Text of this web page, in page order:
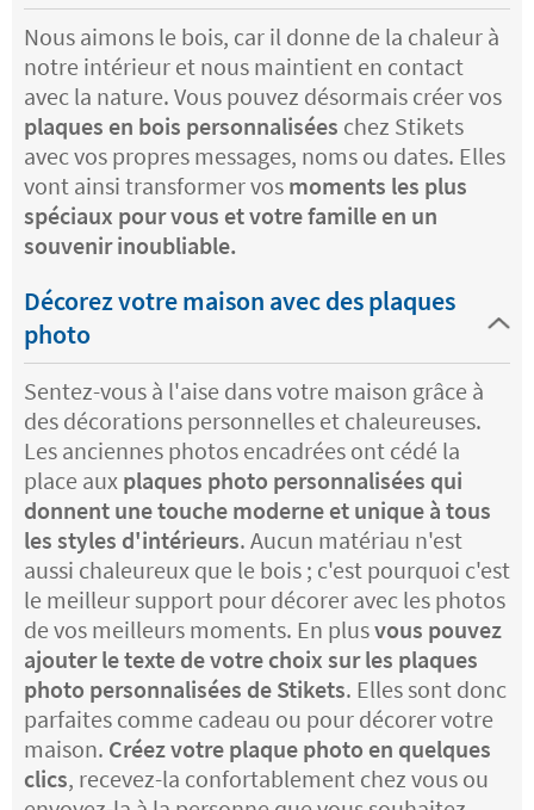
Nous aimons le bois, car il donne de la chaleur à
notre intérieur et nous maintient en contact
avec la nature. Vous pouvez désormais créer vos
plaques en bois personnalisées chez Stikets
avec vos propres messages, noms ou dates. Elles
vont ainsi transformer vos moments les plus
spéciaux pour vous et votre famille en un
souvenir inoubliable.
Décorez votre maison avec des plaques
photo
Sentez-vous à l'aise dans votre maison grâce à
des décorations personnelles et chaleureuses.
Les anciennes photos encadrées ont cédé la
place aux plaques photo personnalisées qui
donnent une touche moderne et unique à tous
les styles d'intérieurs. Aucun matériau n'est
aussi chaleureux que le bois ; c'est pourquoi c'est
le meilleur support pour décorer avec les photos
de vos meilleurs moments. En plusvous pouvez
ajouter le texte de votre choix sur les plaques
photo personnalisées de Stikets. Elles sont donc
parfaites comme cadeau ou pour décorer votre
maison. Créez votre plaque photo en quelques
clics, recevez-la confortablement chez vous ou